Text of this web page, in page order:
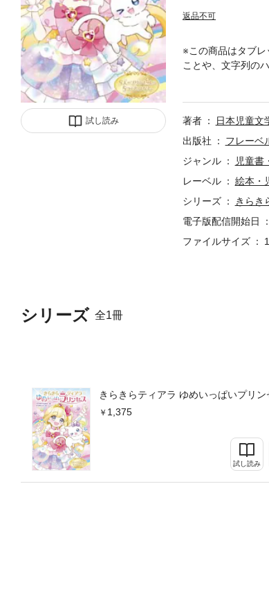
試し読み
返品不可
シリーズ 全1冊
きらきらティアラ ゆめいっぱいプリン
1,375
試し読み
※この商品はタブレ
ことや、文字列の
員が推薦する５人
スミュウとおおき
リンセス 作／押
著者 日本児童文
出版社
フレーベ
ジャンル
児童書
レーベル
絵本・
シリーズ
きらき
電子版配信開始日
ファイルサイズ